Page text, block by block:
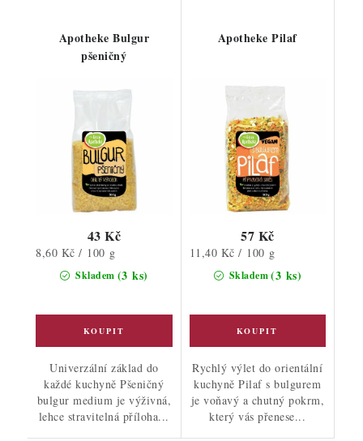
Apotheke Bulgur
pšeničný
Skladem (3 ks)
43 Kč
Měrná
8,60 Kč / 100 g
Univerzální základ do
každé kuchyně Pšeničný
bulgur medium je výživná,
lehce stravitelná příloha...
Apotheke Pilaf
Skladem(3 ks)
57 Kč
Měrná
11,40 Kč / 100 g
Rychlý výlet do orientální
kuchyně Pilaf s bulgurem
je voňavý a chutný pokrm,
který vás přenese...